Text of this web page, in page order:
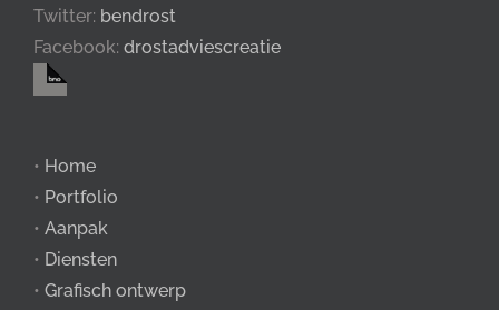
Twitter: bendrost
Facebook: drostadviescreatie
• Home
• Portfolio
• Aanpak
• Diensten
• Grafisch ontwerp